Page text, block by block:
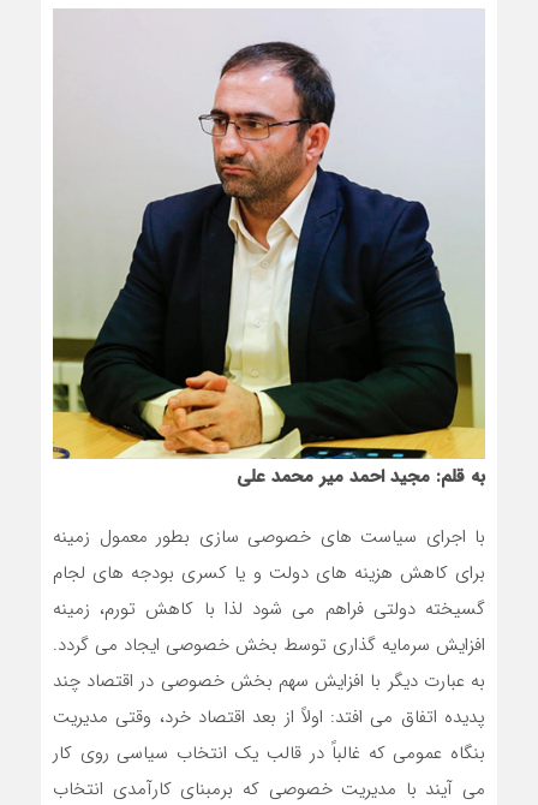
به قلم: مجید احمد میر محمد علی
با اجرای سیاست های خصوصی سازی بطور معمول زمینه
برای کاهش هزینه های دولت و یا کسری بودجه های لجام
گسیخته دولتی فراهم می شود لذا با کاهش تورم، زمینه
افزایش سرمایه گذاری توسط بخش خصوصی ایجاد می گردد.
به عبارت دیگر با افزایش سهم بخش خصوصی در اقتصاد چند
پدیده اتفاق می افتد: اولاً از بعد اقتصاد خرد، وقتی مدیریت
بنگاه عمومی که غالباً در قالب یک انتخاب سیاسی روی کار
می آیند با مدیریت خصوصی که برمبنای کارآمدی انتخاب